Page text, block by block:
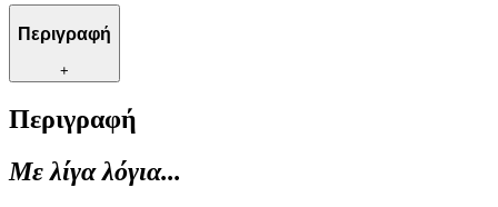
Περιγραφή
+
Περιγραφή
Με λίγα λόγια...